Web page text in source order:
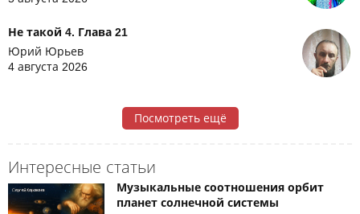
Не такой 4. Глава 21
Юрий Юрьев
4 августа 2026
Посмотреть ещё
Интересные статьи
Музыкальные соотношения орбит
планет солнечной системы